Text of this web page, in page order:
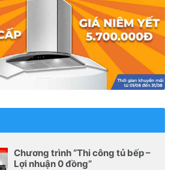
Chương trình “Thi công tủ bếp –
Lợi nhuận 0 đồng”